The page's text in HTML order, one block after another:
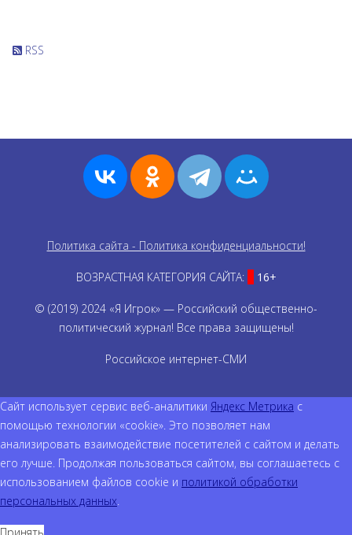
RSS
Политика сайта - Политика конфиденциальности!
ВОЗРАСТНАЯ КАТЕГОРИЯ САЙТА: 16+
© (2019) 2024 «Я Игрок» — Российский общественно-
политический журнал! Все права защищены!
Российское интернет-СМИ
Сайт использует сервис веб-аналитики Яндекс Метрика с
помощью технологии «cookie». Это позволяет нам
анализировать взаимодействие посетителей с сайтом и делать
его лучше. Продолжая пользоваться сайтом, вы соглашаетесь с
использованием файлов cookie и политикой обработки
персональных данных.